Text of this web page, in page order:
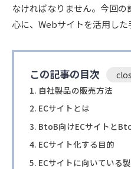
なければなりません。今回
心に、Webサイトを活用した
この記事の目次
自社製品の販売方法
ECサイトとは
BtoB向けECサイトと
ECサイト化する目的
ECサイトに向いている